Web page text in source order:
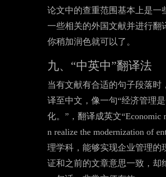
论文中的查重范围基本上是一
一些相关的外国文献并进行翻
你稍加润色就可以了。
九、“中英中”翻译法
当有文献有合适的句子段落
译至中文，像一句“经济管理
化。”，翻译成英文“Economic
n realize the modernization of
理学科，能够实现企业管理的
证和之前的文章意思一致，却